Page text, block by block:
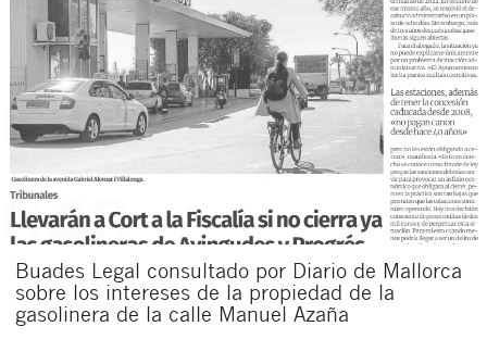
Buades Legal consultado por Diario de Mallorca
sobre los intereses de la propiedad de la
gasolinera de la calle Manuel Azaña